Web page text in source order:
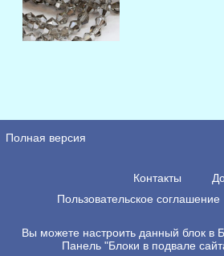
Полная версия
Контакты
Пользовательское соглашение
Вы можете настроить данный блок в
Панель "Блоки в подвале